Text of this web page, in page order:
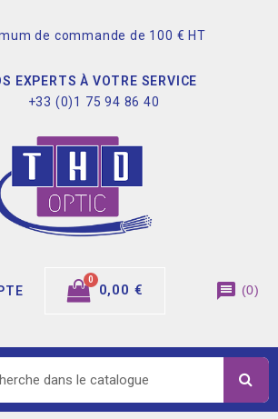
de commande de 100 € HT
EXPERTS À VOTRE SERVICE
+33 (0)1 75 94 86 40
0,00 € message (0)